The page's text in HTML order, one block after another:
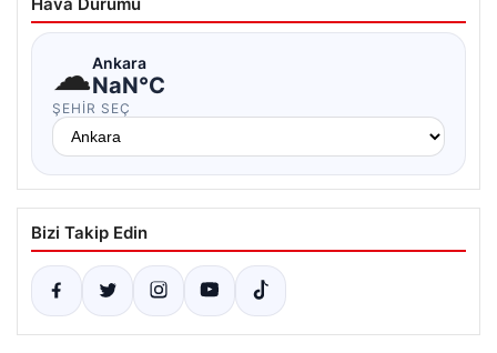
☁Ankara
NaN°C
ŞEHIR SEÇ
Bizi Takip Edin